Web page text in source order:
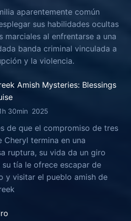
aparentemente común
sus habilidades ocultas
marciales al enfrentarse a una
banda criminal vinculada a
y la violencia.
Amish Mysteries: Blessings
30min 2025
de que el compromiso de tres
Cheryl termina en una
ruptura, su vida da un giro
su tía le ofrece escapar de
y visitar el pueblo amish de